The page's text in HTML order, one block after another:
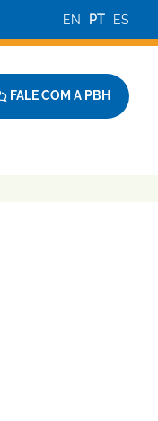
EN PT ES
FALE COM A PBH